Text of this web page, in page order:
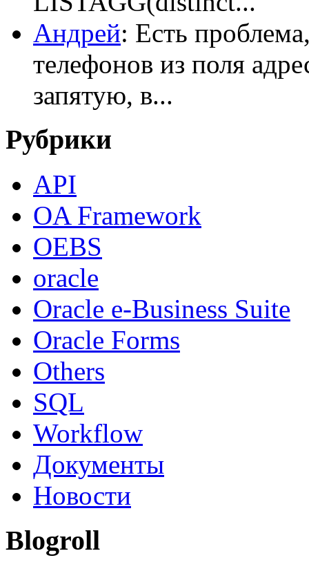
Андрей: Есть
телефонов из поля
запятую, в...
Рубрики
API
OA Framework
OEBS
oracle
Oracle e-Business Suite
Oracle Forms
Others
SQL
Workflow
Документы
Новости
Blogroll